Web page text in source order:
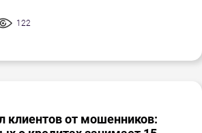
122
клиентов от мошенников: